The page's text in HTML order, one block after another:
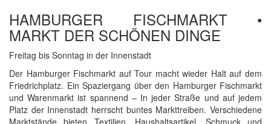
HAMBURGER FISCHMARKT •
MARKT DER SCHÖNEN DINGE
Freitag bis Sonntag in der Innenstadt
Der Hamburger Fischmarkt auf Tour macht wieder Halt auf dem
Friedrichplatz. Ein Spaziergang über den Hamburger Fischmarkt
und Warenmarkt ist spannend – In jeder Straße und auf jedem
Platz der Innenstadt herrscht buntes Markttreiben. Verschiedene
Marktstände bieten Textilien, Haushaltsartikel, Schmuck und